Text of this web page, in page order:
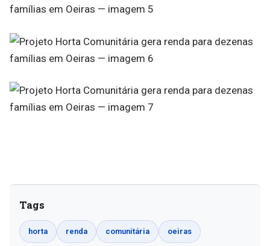
Tags
horta renda comunitária oeiras